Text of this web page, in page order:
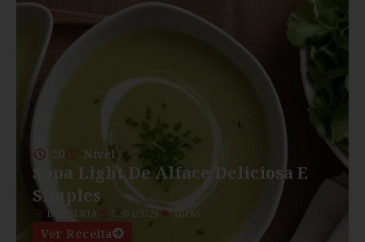
20 Nível
Sopa Light De Alface Deliciosa E
Simples
DNA BENTA 12/04/2026 SOPAS
Ver Receita